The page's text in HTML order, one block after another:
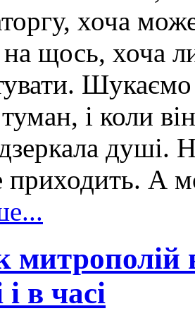
хоча
на щось, хоча
і коли
душі.
приходить. А
митрополій
в часі